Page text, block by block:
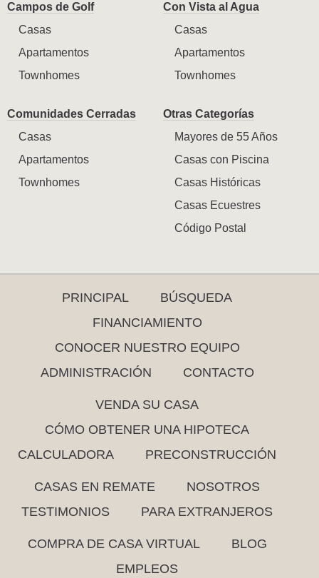
Campos de Golf
Casas
Apartamentos
Townhomes
Con Vista al Agua
Casas
Apartamentos
Townhomes
Comunidades Cerradas
Casas
Apartamentos
Townhomes
Otras Categorías
Mayores de 55 Años
Casas con Piscina
Casas Históricas
Casas Ecuestres
Código Postal
PRINCIPAL
BÚSQUEDA
FINANCIAMIENTO
CONOCER NUESTRO EQUIPO
ADMINISTRACIÓN
CONTACTO
VENDA SU CASA
CÓMO OBTENER UNA HIPOTECA
CALCULADORA
PRECONSTRUCCIÓN
CASAS EN REMATE
NOSOTROS
TESTIMONIOS
PARA EXTRANJEROS
COMPRA DE CASA VIRTUAL
BLOG
EMPLEOS